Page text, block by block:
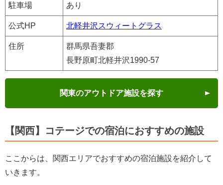
駐車場 あり
公式HP 北軽井沢スウィートグラス
住所
群馬県吾妻郡
長野原町北軽井沢1990-57
関東のアウトドア施設を探す
【関西】コテージでの宿泊におすすめの施設
ここからは、関西エリアでおすすめの宿泊施設を紹介して
いきます。